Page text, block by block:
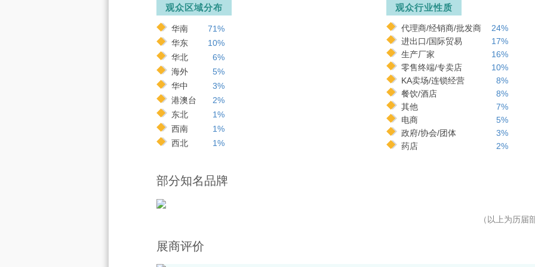
观众区域分布
华南
71%
华东
10%
华北
6%
海外
5%
华中
3%
港澳台
2%
东北
1%
西南
1%
西北
1%
观众行业性质
代理商/经销商/批发商
24%
进出口/国际贸易
17%
生产厂家
16%
零售终端/专卖店
10%
KA卖场/连锁经营
8%
餐饮/酒店
8%
其他
7%
电商
5%
政府/协会/团体
3%
药店
2%
部分知名品牌
（以上为历届
展商评价